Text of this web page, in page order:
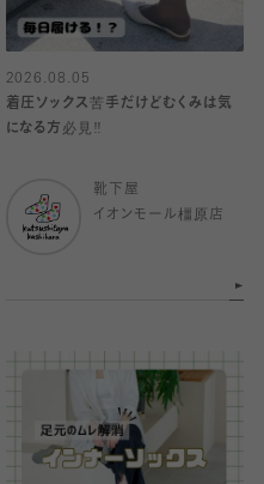
2026.08.05
着圧ソックス苦手だけどむくみは気
になる方必見‼️
靴下屋
イオンモール橿原店